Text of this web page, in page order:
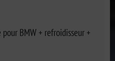
BMW + refroidisseur +